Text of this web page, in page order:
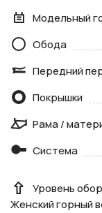
Модельный
Обода
Передний
Покрышки
Рама /
Система
Уровень
Женский горный